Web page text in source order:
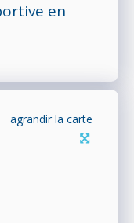
en
agrandir la carte